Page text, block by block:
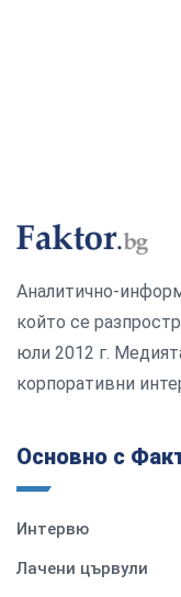
Аналитично-
който се
юли 2012 г.
корпоративни
Основно с
Интервю
Лачени цървули